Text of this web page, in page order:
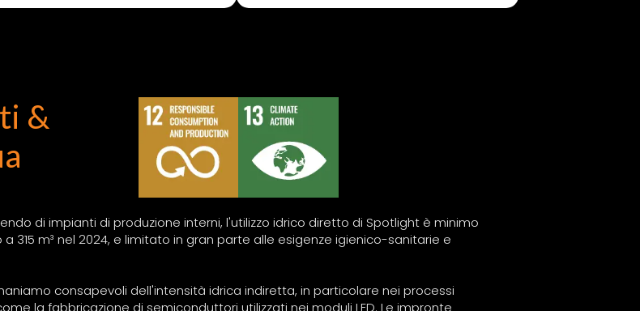
&
di impianti di produzione interni, l'utilizzo idrico diretto di Spotlight è minimo
315 m³ nel 2024, e limitato in gran parte alle esigenze igienico-sanitarie e
consapevoli dell'intensità idrica indiretta, in particolare nei processi
la fabbricazione di semiconduttori utilizzati nei moduli LED. Le impronte